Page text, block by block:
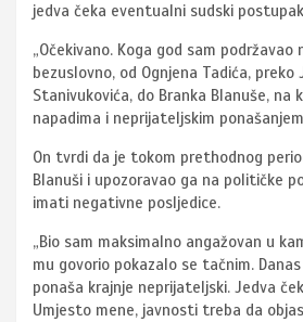
jedva čeka eventualni sudski
„Očekivano. Koga god sam podržavao
bezuslovno, od Ognjena Tadića, preko
Stanivukovića, do Branka Blanuše, na
napadima i neprijateljskim
On tvrdi da je tokom prethodnog
Blanuši i upozoravao ga na političke
imati negativne posljedice.
„Bio sam maksimalno angažovan u
mu govorio pokazalo se tačnim.
ponaša krajnje neprijateljski. Jedva
Umjesto mene, javnosti treba da